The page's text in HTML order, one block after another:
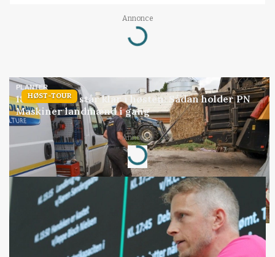
Annonce
Loading...
HØST-TOUR
PLANTER
18 montører står klar i høsten: Sådan holder PN
Maskiner landmænd i gang
Annonce
Loading...